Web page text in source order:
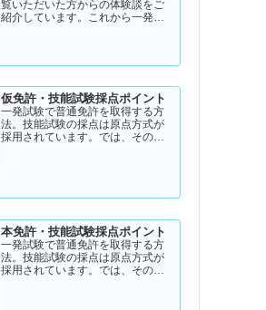
覧いただいた方からの体験談をご
紹介しています。これから一発試
ていただけたら幸いです。
仮免許・技能試験採点ポイント
一発試験で普通免許を取得する方
法。技能試験の採点は原点方式が
採用されています。では、その際
点基準と具体的な減点数をまとめ
本免許・技能試験採点ポイント
一発試験で普通免許を取得する方
法。技能試験の採点は原点方式が
採用されています。では、その際